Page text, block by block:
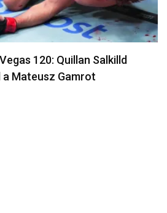
y remodelado UFC Meta